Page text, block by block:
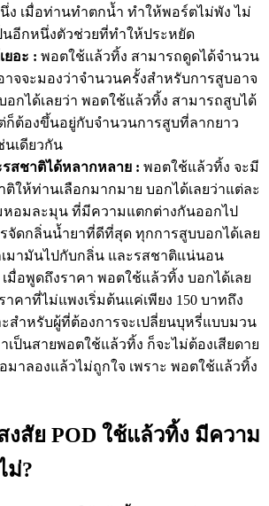
ง เมื่อท่านทำตกน้ำ ทำให้พอร์ตไม่พัง ไม่
นอีกหนึ่งตัวช่วยที่ทำให้ประหยัด
ยอะ : พอตใช้แล้วทิ้ง สามารถดูดได้จำนวน
จจะมองว่าจำนวนครั้งสำหรับการสูบอาจ
อกได้เลยว่า พอตใช้แล้วทิ้ง สามารถสูบได้
ก็ต้องขึ้นอยู่กับจำนวนการสูบที่ลากยาว
นเดียวกัน
สชาติได้หลากหลาย : พอตใช้แล้วทิ้ง จะมี
ให้ท่านเลือกมากมาย บอกได้เลยว่าแต่ละ
อมละมุน ที่มีความแตกต่างกันออกไป
จัดกลิ่นน้ำยาที่ดีที่สุด ทุกการสูบบอกได้เลย
มามันไปกับกลิ่น และรสชาติแน่นอน
เมื่อพูดถึงราคา พอตใช้แล้วทิ้ง บอกได้เลย
าคาที่ไม่แพงเริ่มต้นแค่เพียง 150 บาทถึง
ะสำหรับผู้ที่ต้องการจะเปลี่ยนบุหรี่แบบมวน
เป็นสายพอตใช้แล้วทิ้ง ก็จะไม่ต้องเสียดาย
มาลองแล้วไม่ถูกใจ เพราะ พอตใช้แล้วทิ้ง
สัย POD ใช้แล้วทิ้ง มีความ
ม่?